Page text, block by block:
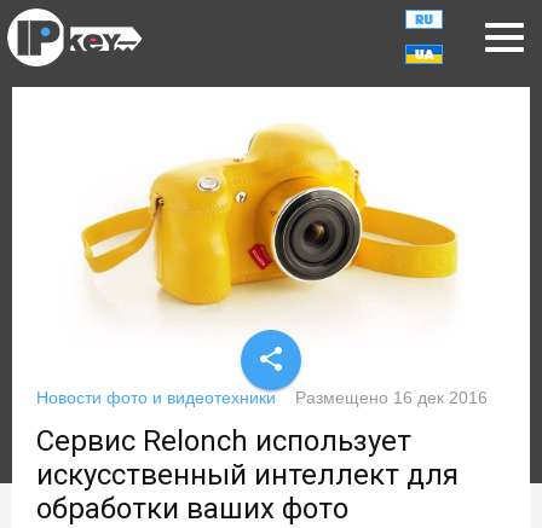
share
Новости фото и видеотехники Размещено 16 дек 2016
Сервис Relonch использует
искусственный интеллект для
обработки ваших фото